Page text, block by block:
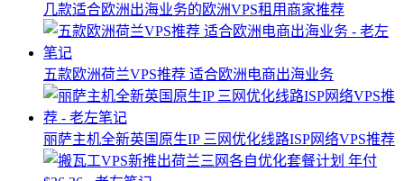
几款适合欧洲出海业务的欧洲VPS租用商家推荐
五款欧洲荷兰VPS推荐 适合欧洲电商出海业务
丽萨主机全新英国原生IP 三网优化线路ISP网络VPS推荐